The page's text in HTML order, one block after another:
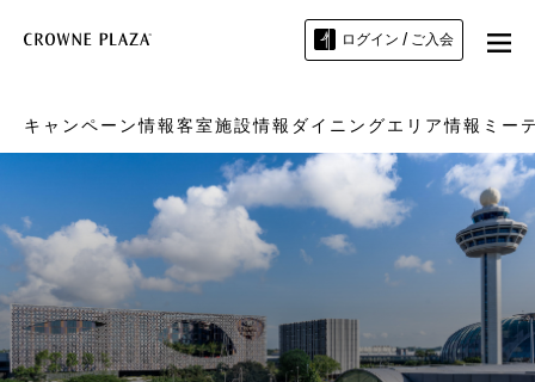
ログイン / ご入会
キャンペーン情報客室施設情報 ダイニングエリア情報 ミー